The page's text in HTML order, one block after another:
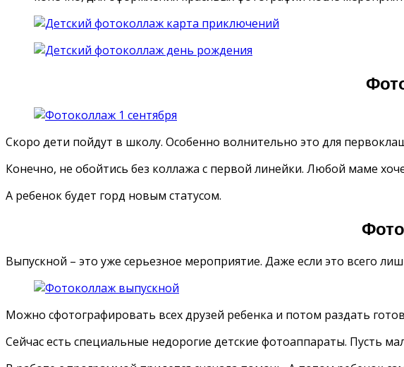
Скоро дети пойдут в школу. Особенно волнительно это для
Конечно, не обойтись без коллажа с первой линейки. Любой маме
А ребенок будет горд новым статусом.
Выпускной – это уже серьезное мероприятие. Даже если это всего
Можно сфотографировать всех друзей ребенка и потом раздать
Сейчас есть специальные недорогие детские фотоаппараты. Пусть